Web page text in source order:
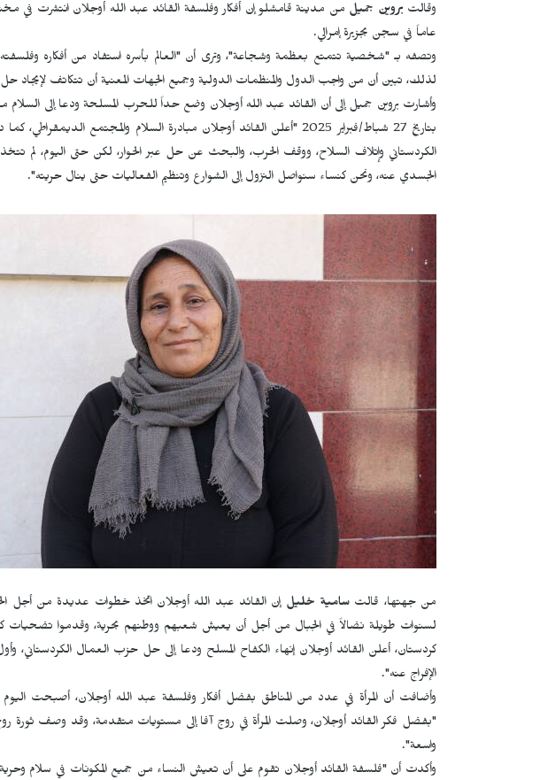
وقالتبروين جميل
عاماً في سجن بجزيرة إمرالي.
وتصفه بـ "شخصية تتمتع بعظمة وشجاعة"، وترى أن "العالم بأسره استفاد من أفكاره
لذلك، تبين أن من واجب الدول والمنظمات الدولية وجميع الجهات المعنية أن تتكاتف لإيجاد
وأشارت بروين جميل إلى أن القائد عبد الله أوجلان وضع حداً للحرب المسلحة ودعا إلى السلام
بتاريخ 27 شباط/فبراير 2025 "أعلن القائد أوجلان مبادرة السلام والمجتمع
الكردستاني وإتلاف السلاح، ووقف الحرب، والبحث عن حل عبر الحوار، لكن حتى اليوم، لم
الجسدي عنه، ونحن كنساء سنواصل النزول إلى الشوارع وتنظيم الفعاليات حتى ينال حريته".
من جهتها، قالت سامية خليلإن القائد عبد الله أوجلان اتخذ خطوات عديدة من أجل
لسنوات طويلة نضالاً في الجبال من أجل أن يعيش شعبهم ووطنهم بحرية، وقدموا تضحيات
كردستان، أعلن القائد أوجلان إنهاء الكفاح المسلح ودعا إلى حل حزب العمال الكردستاني،
الإفراج عنه".
وأضافت أن المرأة في عدد من المناطق بفضل أفكار وفلسفة عبد الله أوجلان، أصبحت اليوم
"بفضل فكر القائد أوجلان، وصلت المرأة في روج آفا إلى مستويات متقدمة، وقد وصف ثورة روج
واسعة".
وأكدت أن "فلسفة القائد أوجلان تقوم على أن تعيش النساء من جميع المكونات في سلام